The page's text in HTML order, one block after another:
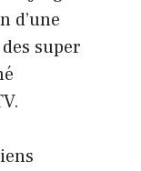
d’une
super